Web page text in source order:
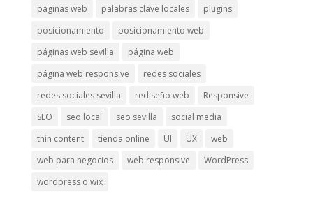
paginas web
palabras clave locales
plugins
posicionamiento
posicionamiento web
páginas web sevilla
página web
página web responsive
redes sociales
redes sociales sevilla
rediseño web
Responsive
SEO
seo local seo sevilla
social media
thin content
tienda online UI UX
web
web para negocios
web responsive
WordPress
wordpress o wix